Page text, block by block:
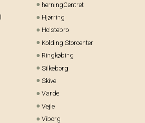
herningCentret
Hjørring
Holstebro
Kolding Storcenter
Ringkøbing
Silkeborg
Skive
Varde
Vejle
Viborg